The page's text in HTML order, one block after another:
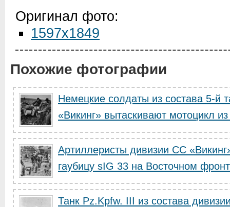
Оригинал фото:
1597x1849
Похожие фотографии
Немецкие солдаты из состава 5-й
«Викинг» вытаскивают мотоцикл из
Артиллеристы дивизии СС
гаубицу sIG 33 на Восточном
Танк Pz.Kpfw. III из состава